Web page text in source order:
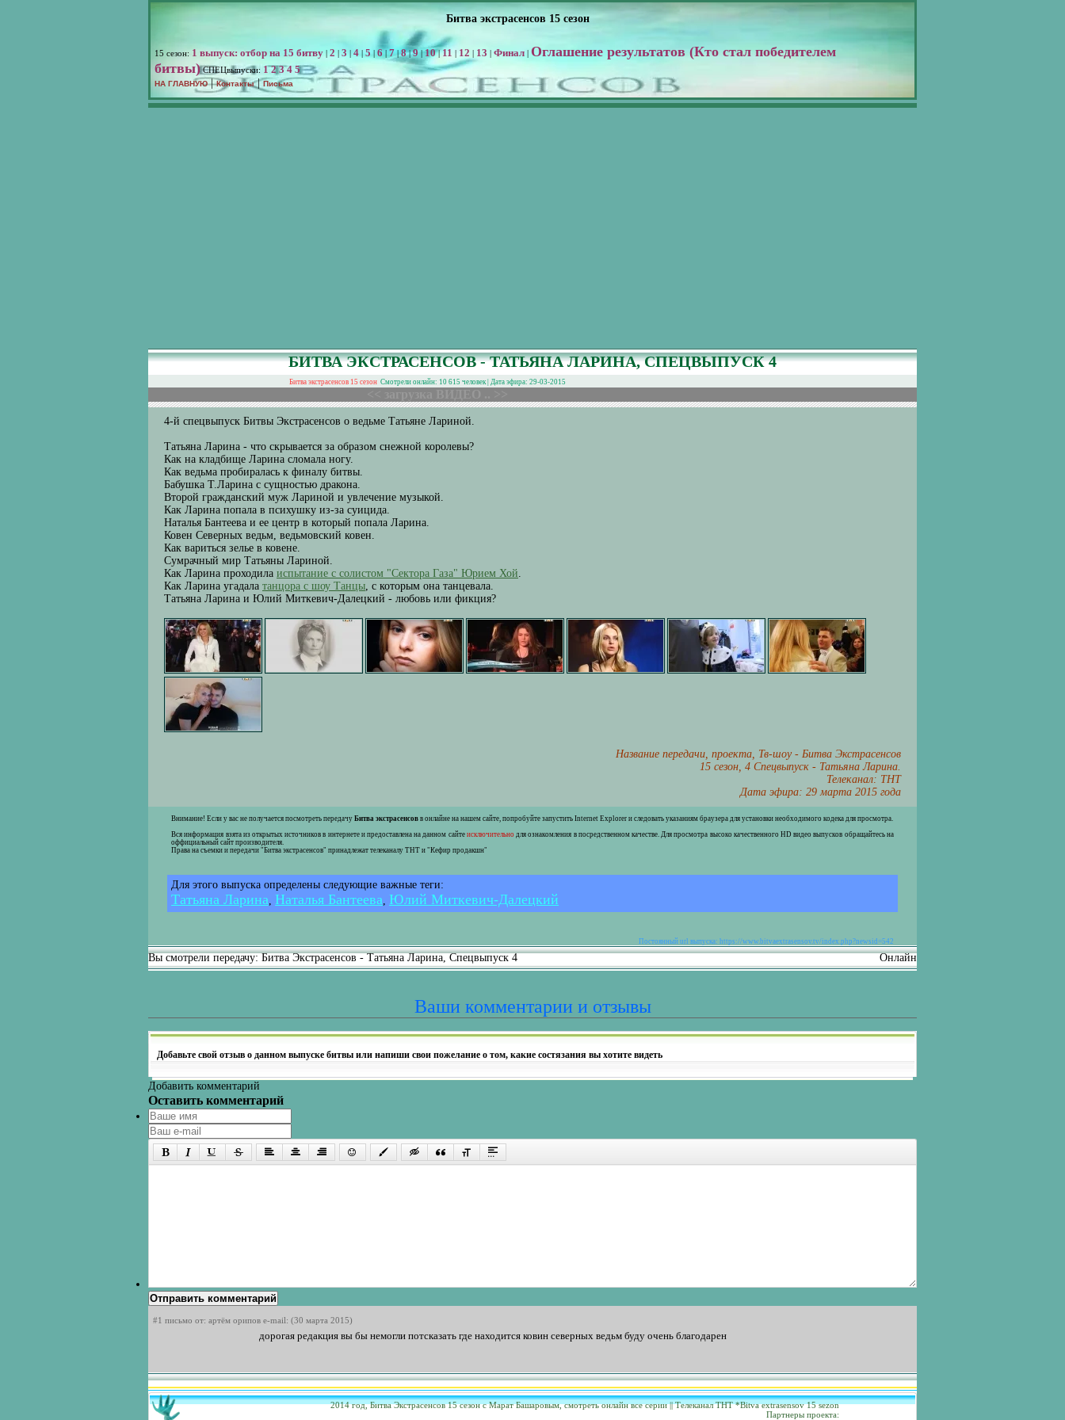
Битва экстрасенсов 15 сезон
15 сезон: 1 выпуск: отбор на 15 битву | 2 | 3 | 4 | 5 | 6 | 7|8|9 |10|11 | 12 | 13 | Финал | Оглашение результатов (Кто стал победителем
битвы)СПЕЦвыпуски: 1 2 3 4 5
НА ГЛАВНУЮ|Контакты|Письма
БИТВА ЭКСТРАСЕНСОВ - ТАТЬЯНА ЛАРИНА, СПЕЦВЫПУСК 4
Битва экстрасенсов 15 сезон Смотрели онлайн: 10 615 человек | Дата эфира: 29-03-2015
4-й спецвыпуск Битвы Экстрасенсов о ведьме Татьяне Лариной.
Татьяна Ларина - что скрывается за образом снежной королевы?
Как на кладбище Ларина сломала ногу.
Как ведьма пробиралась к финалу битвы.
Бабушка Т.Ларина с сущностью дракона.
Второй гражданский муж Лариной и увлечение музыкой.
Как Ларина попала в психушку из-за суицида.
Наталья Бантеева и ее центр в который попала Ларина.
Ковен Северных ведьм, ведьмовский ковен.
Как вариться зелье в ковене.
Сумрачный мир Татьяны Лариной.
Как Ларина проходила испытание с солистом "Сектора Газа" Юрием Хой.
Как Ларина угадала танцора с шоу Танцы, с которым она танцевала.
Татьяна Ларина и Юлий Миткевич-Далецкий - любовь или фикция?
Название передачи, проекта, Тв-шоу - Битва Экстрасенсов
15 сезон, 4 Спецвыпуск - Татьяна Ларина.
Телеканал: ТНТ
Дата эфира: 29 марта 2015 года
Внимание! Если у вас не получается посмотреть передачуБитва экстрасенсов в онлайне на нашем сайте, попробуйте запустить Internet Explorer и следовать указаниям браузера для установки необходимого кодека для просмотра.
Вся информация взята из открытых источников в интернете и предоставлена на данном сайте исключительнодля ознакомления в посредственном качестве. Для просмотра высоко качественного HD видео выпусков обращайтесь на
оффициальный сайт производителя.
Права на съемки и передачи "Битва экстрасенсов" принадлежат телеканалу ТНТ и "Кефир продакшн"
Для этого выпуска определены следующие важные теги:
Татьяна Ларина,Наталья Бантеева,Юлий Миткевич-Далецкий
Постоянный url выпуска: https://www.bitvaextrasensov.tv/index.php?newsid=542
Вы смотрели передачу: Битва Экстрасенсов - Татьяна Ларина, Спецвыпуск 4 Онлайн
Ваши комментарии и отзывы
Добавьте свой отзыв о данном выпуске битвы или напиши свои пожелание о том, какие состязания вы хотите видеть
Добавить комментарий
Оставить комментарий
Отправить комментарий
#1 письмо от: артём орипов e-mail: (30 марта 2015)
дорогая редакция вы бы немогли потсказать где находится ковин северных ведьм буду очень благодарен
2014 год,Битва Экстрасенсов 15 сезонс Марат Башаровым, смотреть онлайн все серии || Телеканал ТНТ *Bitva extrasensov 15 sezon
Партнеры проекта: